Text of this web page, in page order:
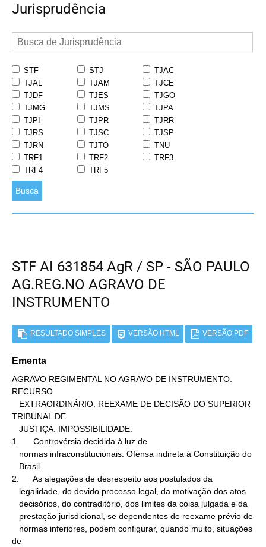
Jurisprudência
STF STJ
TJAC
TJAL
TJAM
TJCE
TJDF
TJES
TJGO
TJMG
TJMS
TJPA
TJPI
TJPR
TJRR
TJRS
TJSC
TJSP
TJRN
TJTO
TNU
TRF1
TRF2
TRF3
TRF4
TRF5
Busca
STF AI 631854 AgR / SP - SÃO PAULO
AG.REG.NO AGRAVO DE
INSTRUMENTO
RESULTADO SIMPLES VERSÃO HTML VERSÃO PDF
Ementa
AGRAVO REGIMENTAL NO AGRAVO DE INSTRUMENTO.
RECURSO
TRIBUNAL DE
1.      Controvérsia decidida à luz de
2.      As alegações de desrespeito aos postulados da
de